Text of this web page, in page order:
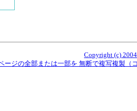
Copyright (c)
ージの全部または一部を 無断で複写複製（